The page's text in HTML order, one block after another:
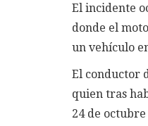
El incidente
donde el
un vehículo
El conductor
quien tras
24 de octubre